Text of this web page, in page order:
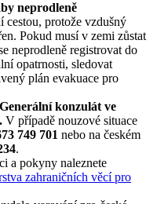
neprodleně
cestou, protože vzdušný
Pokud musí v zemi zůstat
neprodleně registrovat do
opatrnosti, sledovat
plán evakuace pro
konzulát ve
V případě nouzové situace
749 701 nebo na českém
.
a pokyny naleznete
zahraničních věcí pro